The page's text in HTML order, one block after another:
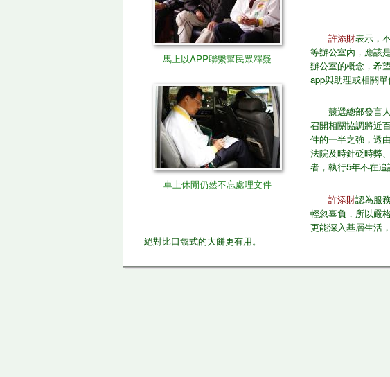
馬上以APP聯繫幫民眾釋疑
車上休閒仍然不忘處理文件
許添財表示，
等辦公室內，應​該
辦公室的概念，希
app與助理或相關
競選總部發言人
召開相關協​調將近
件的一半之強，透
法院及時針砭時弊
者，執行5年不在追
許添財認為服
輕忽辜負，所以​嚴
更能深入基層生活
絕對比口號式的大餅更有用。